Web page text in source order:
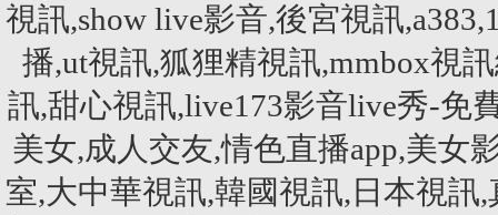
視訊,show live影音,後宮視訊
播,ut視訊,狐狸精視訊,mmbox視
訊,甜心視訊,live173影音live秀-免
美女,成人交友,情色直播app,美女
室,大中華視訊,韓國視訊,日本視